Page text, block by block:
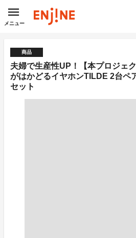
メニュー
商品
夫婦で生産性UP！【本プロジェ
がはかどるイヤホンTILDE 2台ペ
セット